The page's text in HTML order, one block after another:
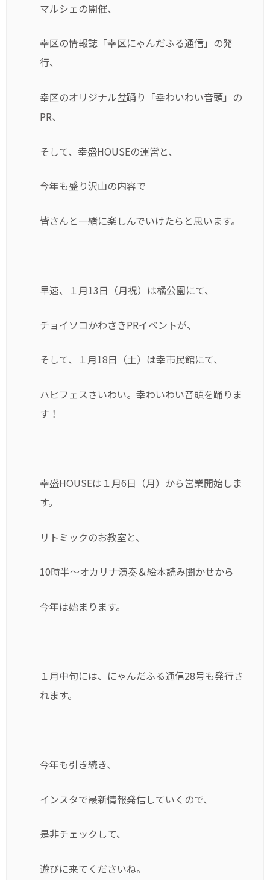
マルシェの開催、
幸区の情報誌「幸区にゃんだふる通信」の発
行、
幸区のオリジナル盆踊り「幸わいわい音頭」の
PR、
そして、幸盛HOUSEの運営と、
今年も盛り沢山の内容で
皆さんと一緒に楽しんでいけたらと思います。
早速、１月13日（月祝）は橘公園にて、
チョイソコかわさきPRイベントが、
そして、１月18日（土）は幸市民館にて、
ハピフェスさいわい。幸わいわい音頭を踊りま
す！
幸盛HOUSEは１月6日（月）から営業開始しま
す。
リトミックのお教室と、
10時半〜オカリナ演奏＆絵本読み聞かせから
今年は始まります。
１月中旬には、にゃんだふる通信28号も発行さ
れます。
今年も引き続き、
インスタで最新情報発信していくので、
是非チェックして、
遊びに来てくださいね。